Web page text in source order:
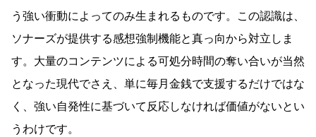
う強い衝動によってのみ生まれるものです。この認識は、
ソナーズが提供する感想強制機能と真っ向から対立しま
す。大量のコンテンツによる可処分時間の奪い合いが当然
となった現代でさえ、単に毎月金銭で支援するだけではな
く、強い自発性に基づいて反応しなければ価値がないとい
うわけです。